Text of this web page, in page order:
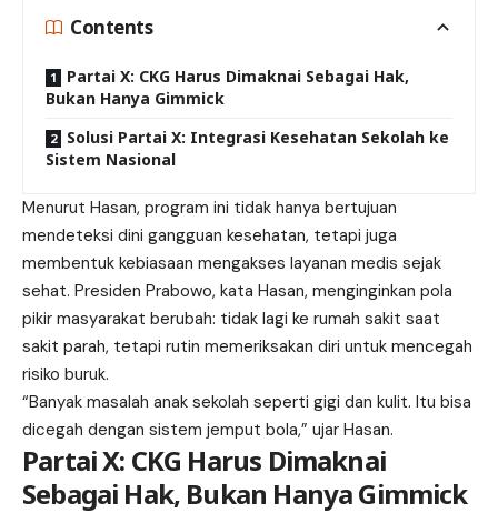
Contents
Partai X: CKG Harus Dimaknai Sebagai Hak,
Bukan Hanya Gimmick
Solusi Partai X: Integrasi Kesehatan Sekolah ke
Sistem Nasional
Menurut Hasan, program ini tidak hanya bertujuan
mendeteksi dini gangguan kesehatan, tetapi juga
membentuk kebiasaan mengakses layanan medis sejak
sehat. Presiden Prabowo, kata Hasan, menginginkan pola
pikir masyarakat berubah: tidak lagi ke rumah sakit saat
sakit parah, tetapi rutin memeriksakan diri untuk mencegah
risiko buruk.
“Banyak masalah anak sekolah seperti gigi dan kulit. Itu bisa
dicegah dengan sistem jemput bola,” ujar Hasan.
Partai X: CKG Harus Dimaknai
Sebagai Hak, Bukan Hanya Gimmick